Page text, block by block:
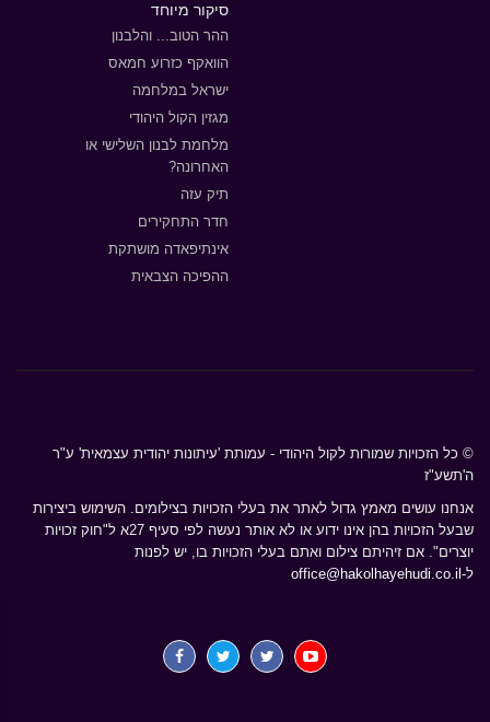
סיקור מיוחד
ההר הטוב... והלבנון
הוואקף כזרוע חמאס
ישראל במלחמה
מגזין הקול היהודי
מלחמת לבנון השלישי או
האחרונה?
תיק עזה
חדר התחקירים
אינתיפאדה מושתקת
ההפיכה הצבאית
© כל הזכויות שמורות לקול היהודי - עמותת 'עיתונות יהודית עצמאית' ע"ר
ה'תשע"ז
אנחנו עושים מאמץ גדול לאתר את בעלי הזכויות בצילומים. השימוש ביצירות
שבעל הזכויות בהן אינו ידוע או לא אותר נעשה לפי סעיף 27א ל"חוק זכויות
יוצרים". אם זיהיתם צילום ואתם בעלי הזכויות בו, יש לפנות
ל- office@hakolhayehudi.co.il